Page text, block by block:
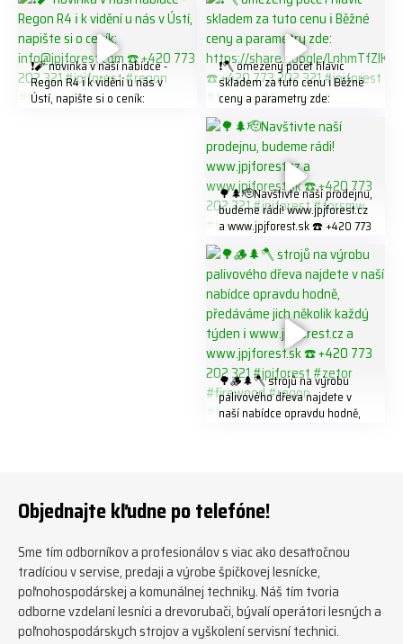
❗️🧨 novinka v naší nabídce -
Regon R4 ℹ️ k vidění u nás v
Ústí, napište si o ceník:
❗️🪓 omezený počet hlavic
skladem za tuto cenu ℹ️ Běžné
ceny a parametry zde:
https://share.google/LnhmTfZl
K8W5t7i6o ☎️ +420 773 202
321 #jpjforest #forsmw
#firewood #
🌳🌲🫡Navštivte naší prodejnu,
budeme rádi! www.jpjforest.cz
a www.jpjforest.sk ☎️ +420 773
202 321 #jpjforest #forsmw
#biojack #regon #vahvajussi
🌳🪵🌲🪓 strojů na výrobu
palivového dřeva najdete v
naší nabídce opravdu hodně,
#firewoodproduction
Objednajte kľudne po telefóne!
Sme tím odborníkov a profesionálov s viac ako desaťročnou
tradíciou v servise, predaji a výrobe špičkovej lesnícke,
poľnohospodárskej a komunálnej techniky. Náš tím tvoria
odborne vzdelaní lesníci a drevorubači, bývalí operátori lesných a
poľnohospodárskych strojov a vyškolení servisní technici.